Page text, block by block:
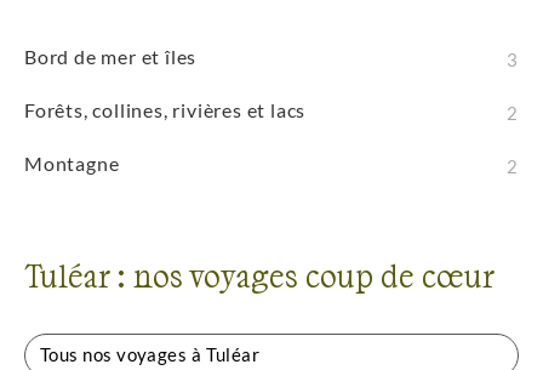
Bord de mer et îles 3
Forêts, collines, rivières et lacs 2
Montagne 2
Tuléar : nos voyages coup de cœur
Tous nos voyages à Tuléar